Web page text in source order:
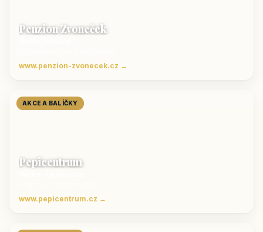
Penzion Zvoneček
www.penzion-zvonecek.cz →
AKCE A BALÍČKY
Pepicentrum
www.pepicentrum.cz →